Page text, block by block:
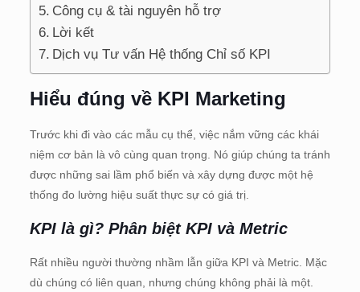
Công cụ & tài nguyên hỗ trợ
Lời kết
Dịch vụ Tư vấn Hệ thống Chỉ số KPI
Hiểu đúng về KPI Marketing
Trước khi đi vào các mẫu cụ thể, việc nắm vững các khái
niệm cơ bản là vô cùng quan trọng. Nó giúp chúng ta tránh
được những sai lầm phổ biến và xây dựng được một hệ
thống đo lường hiệu suất thực sự có giá trị.
KPI là gì? Phân biệt KPI và Metric
Rất nhiều người thường nhầm lẫn giữa KPI và Metric. Mặc
dù chúng có liên quan, nhưng chúng không phải là một.